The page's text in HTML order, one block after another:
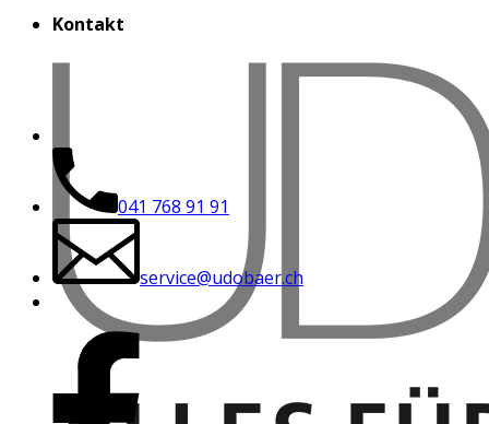
Kontakt
041 768 91 91
service@udobaer.ch